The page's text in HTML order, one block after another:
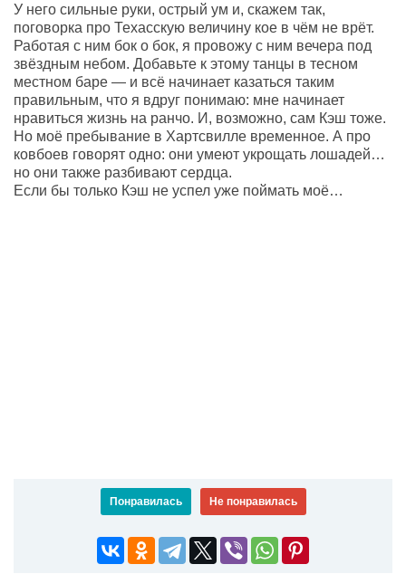
У него сильные руки, острый ум и, скажем так,
поговорка про Техасскую величину кое в чём не врёт.
Работая с ним бок о бок, я провожу с ним вечера под
звёздным небом. Добавьте к этому танцы в тесном
местном баре — и всё начинает казаться таким
правильным, что я вдруг понимаю: мне начинает
нравиться жизнь на ранчо. И, возможно, сам Кэш тоже.
Но моё пребывание в Хартсвилле временное. А про
ковбоев говорят одно: они умеют укрощать лошадей…
но они также разбивают сердца.
Если бы только Кэш не успел уже поймать моё…
Понравилась Не понравилась